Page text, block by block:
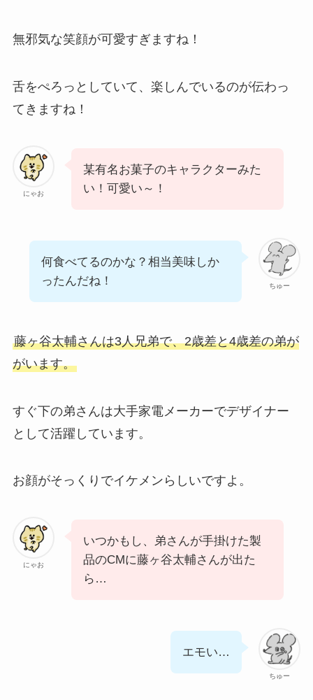
無邪気な笑顔が可愛すぎますね！
舌をぺろっとしていて、楽しんでいるのが伝わっ
てきますね！
にゃお
某有名お菓子のキャラクターみた
い！可愛い～！
ちゅー
何食べてるのかな？相当美味しか
ったんだね！
藤ヶ谷太輔さんは3人兄弟で、2歳差と4歳差の弟が
がいます。
すぐ下の弟さんは大手家電メーカーでデザイナー
として活躍しています。
お顔がそっくりでイケメンらしいですよ。
にゃお
いつかもし、弟さんが手掛けた製
品のCMに藤ヶ谷太輔さんが出た
ら…
ちゅー
エモい…